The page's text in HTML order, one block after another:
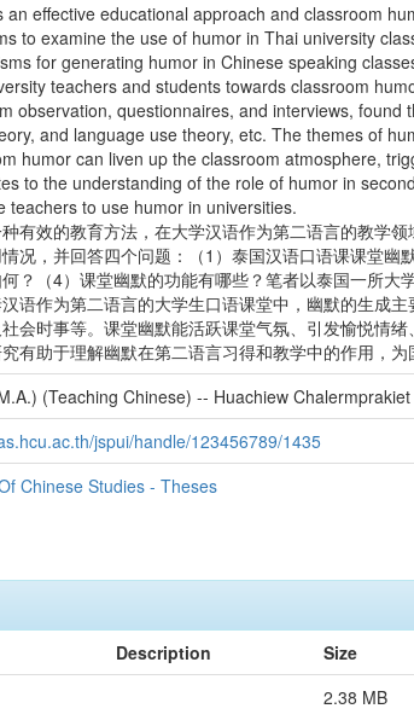
an effective educational approach and classroom
to examine the use of humor in Thai university
for generating humor in Chinese speaking
teachers and students towards classroom
observation, questionnaires, and interviews,
and language use theory, etc. The themes of
humor can liven up the classroom atmosphere,
to the understanding of the role of humor in
teachers to use humor in universities.
有效的教育方法，在大学汉语作为第二语言的教学
况，并回答四个问题：（1）泰国汉语口语课课堂
？（4）课堂幽默的功能有哪些？笔者以泰国一所
语作为第二语言的大学生口语课堂中，幽默的生成
会时事等。课堂幽默能活跃课堂气氛、引发愉悦情
有助于理解幽默在第二语言习得和教学中的作用，
(Teaching Chinese) -- Huachiew
jspui/handle/123456789/1435
Chinese Studies - Theses
Description Size
2.38 MB